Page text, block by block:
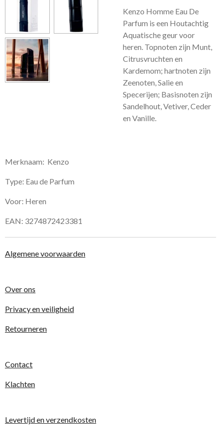
Kenzo Homme Eau De
Parfum is een Houtachtig
Aquatische geur voor
heren. Topnoten zijn Munt,
Citrusvruchten en
Kardemom; hartnoten zijn
Zeenoten, Salie en
Specerijen; Basisnoten zijn
Sandelhout, Vetiver, Ceder
en Vanille.
Merknaam: Kenzo
Type: Eau de Parfum
Voor: Heren
EAN: 3274872423381
Algemene voorwaarden
Over ons
Privacy en veiligheid
Retourneren
Contact
Klachten
Levertijd en verzendkosten